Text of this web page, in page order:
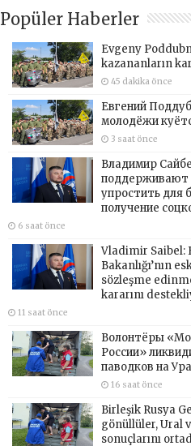
Popüler Haberler
Evgeny
kazananların
45 dakika önce
Евгений
молодёжи
3 saat önce
Владимир
поддерживают
упростить для
получение
6 saat önce
Vladimir Saibel:
Bakanlığı’nın
sözleşme
kararını
11 saat önce
Волонтёры
России»
паводков на
16 saat önce
Birleşik Rusya
gönüllüler, Ural
sonuçlarını